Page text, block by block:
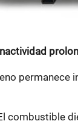
permanece
combustible